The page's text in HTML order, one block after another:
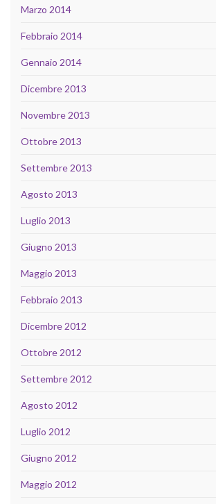
Marzo 2014
Febbraio 2014
Gennaio 2014
Dicembre 2013
Novembre 2013
Ottobre 2013
Settembre 2013
Agosto 2013
Luglio 2013
Giugno 2013
Maggio 2013
Febbraio 2013
Dicembre 2012
Ottobre 2012
Settembre 2012
Agosto 2012
Luglio 2012
Giugno 2012
Maggio 2012